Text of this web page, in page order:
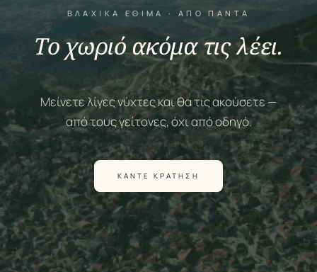
ΒΛΆΧΙΚΑ ΈΘΙΜΑ · ΑΠΌ ΠΆΝΤΑ
Το χωριό ακόμα τις λέει.
Μείνετε λίγες νύχτες και θα τις ακούσετε —
από τους γείτονες, όχι από οδηγό.
ΚΆΝΤΕ ΚΡΆΤΗΣΗ